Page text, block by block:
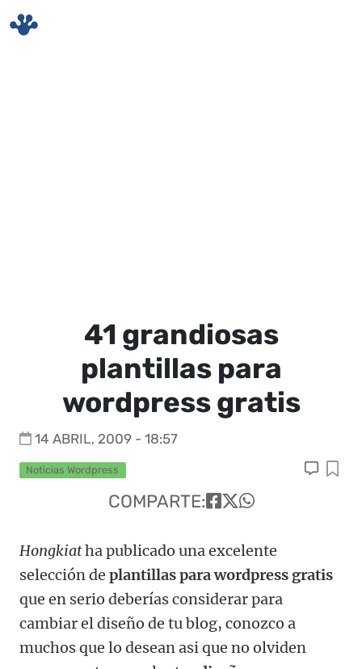
41 grandiosas
plantillas para
wordpress gratis
14 ABRIL, 2009 - 18:57
Noticias Wordpress
COMPARTE:
Hongkiatha publicado una excelente
selección de plantillas para wordpress gratis
que en serio deberías considerar para
cambiar el diseño de tu blog, conozco a
muchos que lo desean asi que no olviden